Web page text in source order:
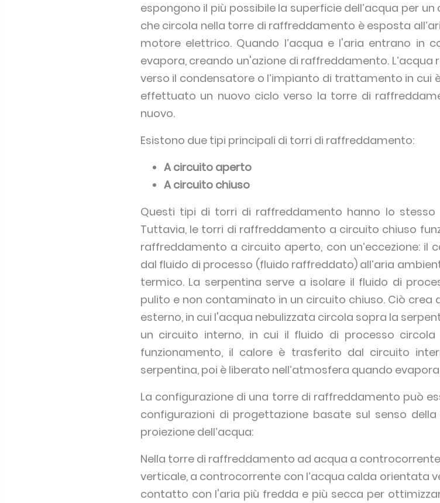
espongono il più possibile la superficie dell’acqua per
che circola nella torre di raffreddamento è esposta
motore elettrico. Quando l’acqua e l'aria entrano in
evapora, creando un'azione di raffreddamento.
verso il condensatore o l’impianto di trattamento in cui
effettuato un nuovo ciclo verso la torre di
nuovo.
Esistono due tipi principali di torri di raffreddamento:
A circuito aperto
A circuito chiuso
Questi tipi di torri di raffreddamento hanno lo
Tuttavia, le torri di raffreddamento a circuito chiuso
raffreddamento a circuito aperto, con un’eccezione:
dal fluido di processo (fluido raffreddato) all’aria
termico. La serpentina serve a isolare il fluido di
pulito e non contaminato in un circuito chiuso. Ciò crea
esterno, in cui l'acqua nebulizzata circola sopra la
un circuito interno, in cui il fluido di processo circola
funzionamento, il calore è trasferito dal circuito
serpentina, poi è liberato nell’atmosfera quando
La configurazione di una torre di raffreddamento può
configurazioni di progettazione basate sul senso
proiezione dell’acqua:
Nella torre di raffreddamento ad acqua a
verticale, a controcorrente con l’acqua calda orientata
contatto con l'aria più fredda e più secca per